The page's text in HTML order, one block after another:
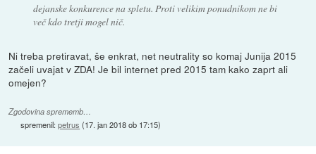
dejanske konkurence na spletu. Proti velikim ponudnikom ne bi
več kdo tretji mogel nič.
Ni treba pretiravat, še enkrat, net neutrality so komaj Junija 2015
začeli uvajat v ZDA! Je bil internet pred 2015 tam kako zaprt ali
omejen?
Zgodovina sprememb…
spremenil:petrus (17. jan 2018 ob 17:15)